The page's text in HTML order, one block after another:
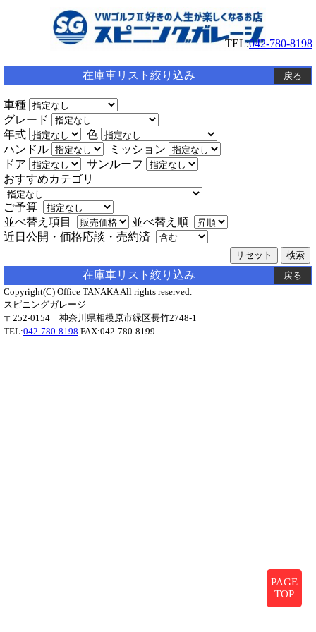
PAGE
TOP
TEL:042-780-8198
在庫車リスト絞り込み 戻る
車種
グレード
年式
色
ハンドル
ミッション
ドア
サンルーフ
おすすめカテゴリ
ご予算
並べ替え項目
並べ替え順
近日公開・価格応談・売約済
在庫車リスト絞り込み
戻る
Copyright(C) Office TANAKA All rights reserved.
スピニングガレージ
〒252-0154 神奈川県相模原市緑区長竹2748-1
TEL:042-780-8198 FAX:042-780-8199